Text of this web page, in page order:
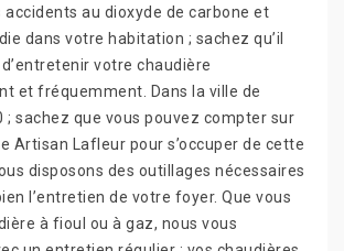
accidents au dioxyde de carbone et
dans votre habitation ; sachez qu’il
votre chaudière
et fréquemment. Dans la ville de
; sachez que vous pouvez compter sur
Artisan Lafleur pour s’occuper de cette
disposons des outillages nécessaires
l’entretien de votre foyer. Que vous
à fioul ou à gaz, nous vous